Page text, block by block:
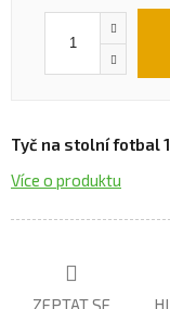
Tyč na stolní fotbal
Více o produktu
ZEPTAT SE